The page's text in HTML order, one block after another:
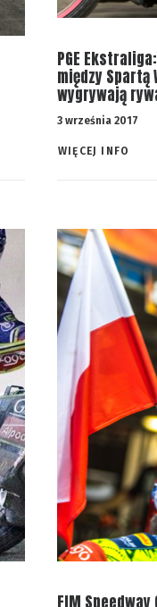
PGE
między Spartą
wygrywają
3 września 2017
WIĘCEJ INFO